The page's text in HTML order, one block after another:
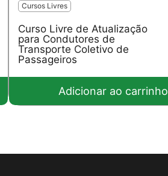
Cursos Livres
Curso Livre de Atualização
para Condutores de
Transporte Coletivo de
Passageiros
Adicionar ao carrinho